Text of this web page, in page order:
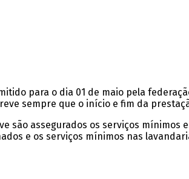
para o dia 01 de maio pela
sempre que o início e fim da
são assegurados os serviços
e os serviços mínimos nas